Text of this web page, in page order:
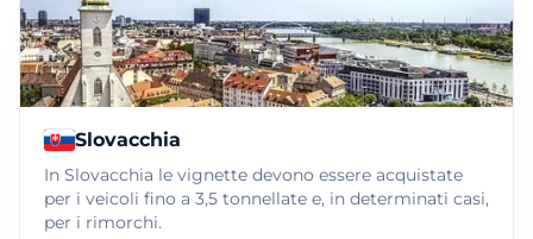
Slovacchia
In Slovacchia le vignette devono essere acquistate
per i veicoli fino a 3,5 tonnellate e, in determinati casi,
per i rimorchi.